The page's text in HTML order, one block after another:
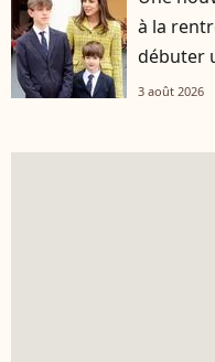
à la
débuter
3 août 2026